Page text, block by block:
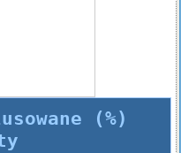
(%)